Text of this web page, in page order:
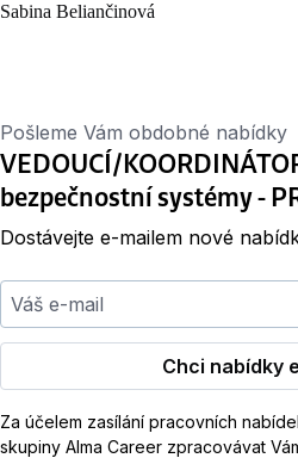
Sabina Beliančinová
Pošleme Vám obdobné nabídky
VEDOUCÍ/
bezpečnostní systémy -
Dostávejte e-mailem nové
Váš e-mail
Chci nabídky
Za účelem zasílání pracovních
skupiny Alma Career zpracovávat